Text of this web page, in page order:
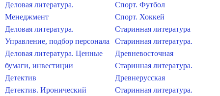
Деловая литература.
Менеджмент
Деловая литература.
Управление, подбор персонала
Деловая литература. Ценные
бумаги, инвестиции
Детектив
Детектив. Иронический
Спорт. Футбол
Спорт. Хоккей
Старинная литература
Старинная литература.
Древневосточная
Старинная литература.
Древнерусская
Старинная литература.